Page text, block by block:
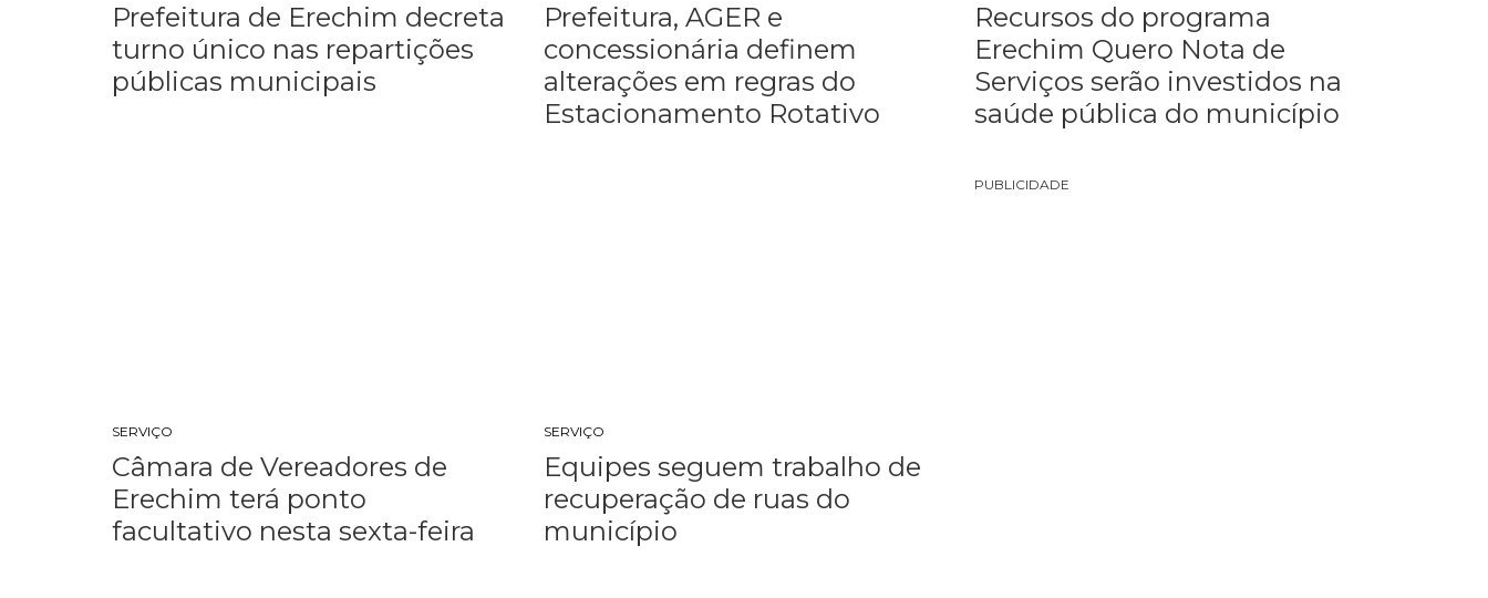
Prefeitura de Erechim decreta
turno único nas repartições
públicas municipais
Prefeitura, AGER e
concessionária definem
alterações em regras do
Estacionamento Rotativo
Recursos do programa
Erechim Quero Nota de
Serviços serão investidos na
saúde pública do município
SERVIÇO
Câmara de Vereadores de
Erechim terá ponto
facultativo nesta sexta-feira
SERVIÇO
Equipes seguem trabalho de
recuperação de ruas do
município
PUBLICIDADE